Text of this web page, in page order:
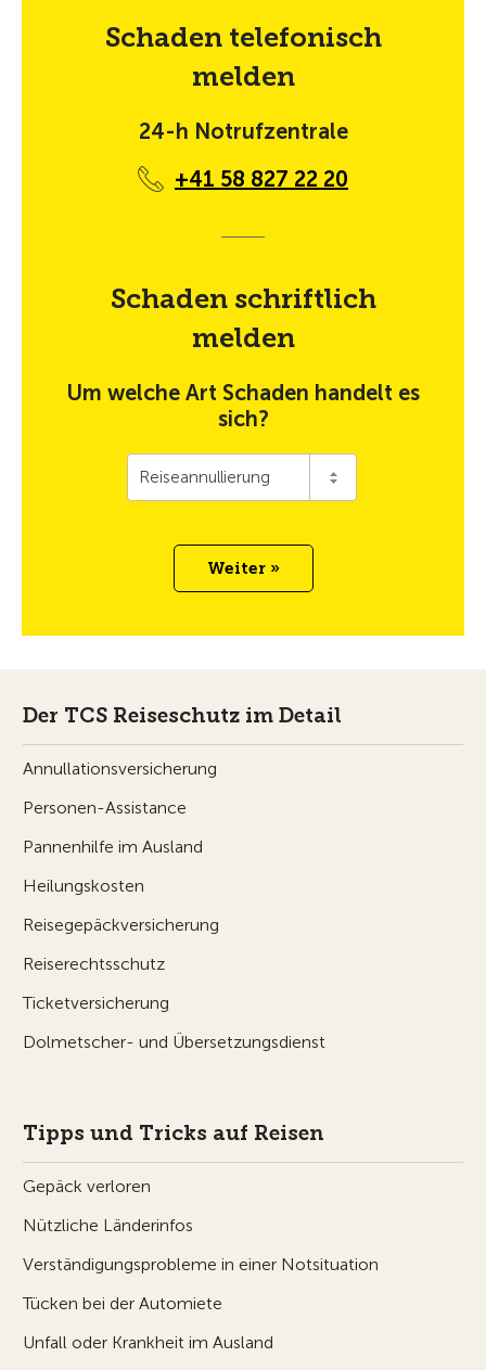
Schaden telefonisch
melden
24-h Notrufzentrale
+41 58 827 22 20
Schaden schriftlich
melden
Um welche Art Schaden handelt es
sich?
Reiseannullierung
Weiter »
Der TCS Reiseschutz im Detail
Annullationsversicherung
Personen-Assistance
Pannenhilfe im Ausland
Heilungskosten
Reisegepäckversicherung
Reiserechtsschutz
Ticketversicherung
Dolmetscher- und Übersetzungsdienst
Tipps und Tricks auf Reisen
Gepäck verloren
Nützliche Länderinfos
Verständigungsprobleme in einer Notsituation
Tücken bei der Automiete
Unfall oder Krankheit im Ausland